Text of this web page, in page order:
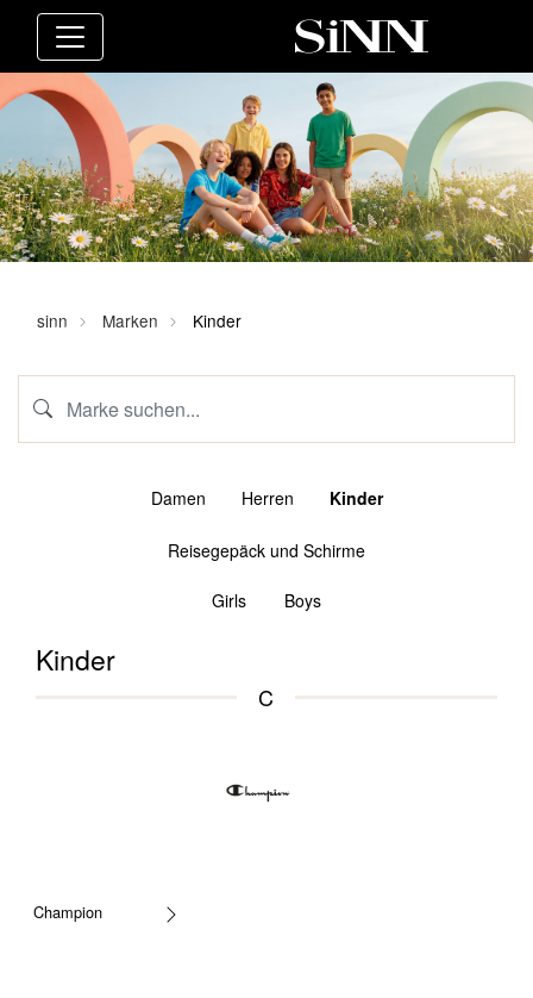
sinn Marken Kinder
Damen Herren Kinder
Reisegepäck und Schirme
Girls Boys
Kinder
C
Champion